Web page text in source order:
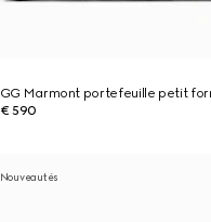
GG Marmont portefeuille petit
€ 590
Nouveautés